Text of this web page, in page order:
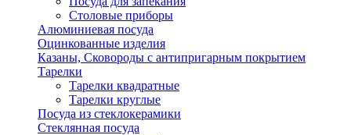
Столовые приборы
Алюминиевая посуда
Оцинкованные изделия
Казаны, Сковороды с антипригарным покрытием
Тарелки
Тарелки квадратные
Тарелки круглые
Посуда из стеклокерамики
Стеклянная посуда